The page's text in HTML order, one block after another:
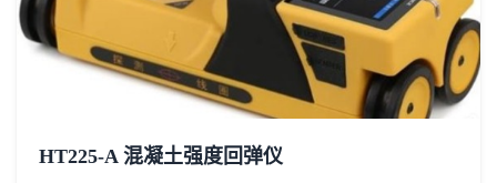
HT225-A 混凝土强度回弹仪